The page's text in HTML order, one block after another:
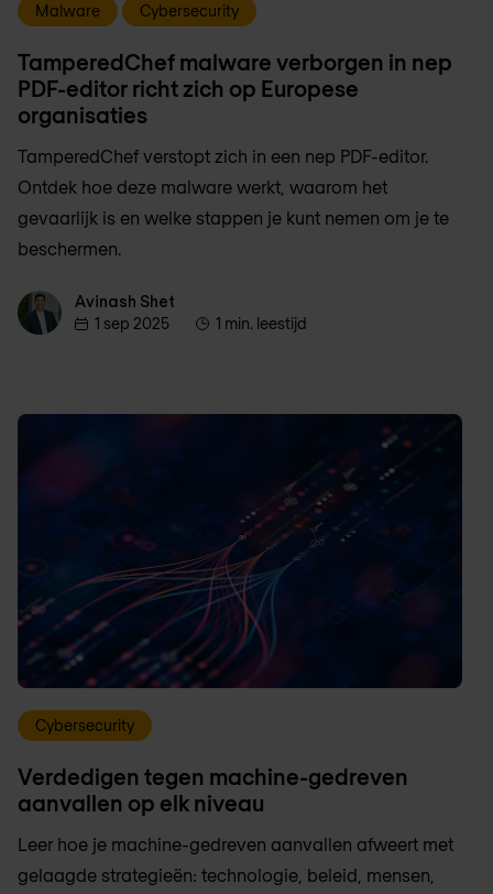
Malware Cybersecurity
TamperedChef malware verborgen in nep
PDF-editor richt zich op Europese
organisaties
TamperedChef verstopt zich in een nep PDF-editor.
Ontdek hoe deze malware werkt, waarom het
gevaarlijk is en welke stappen je kunt nemen om je te
beschermen.
Avinash ShetAvinash Shet
1 sep 2025
1 min. leestijd
Cybersecurity
Verdedigen tegen machine-gedreven
aanvallen op elk niveau
Leer hoe je machine-gedreven aanvallen afweert met
gelaagde strategieën: technologie, beleid, mensen,